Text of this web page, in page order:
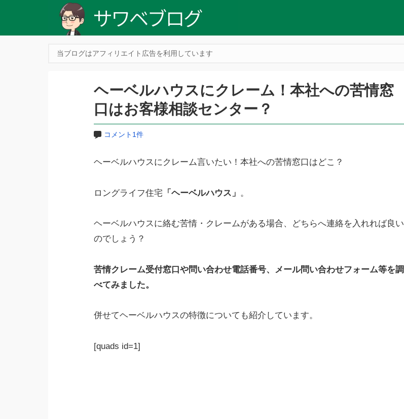
当ブログはアフィリエイト広告を利用しています
ヘーベルハウスにクレーム！本社への苦情窓
口はお客様相談センター？
コメント1件
ヘーベルハウスにクレーム言いたい！本社への苦情窓口はどこ？
ロングライフ住宅 「ヘーベルハウス」 。
ヘーベルハウスに絡む苦情・クレームがある場合、どちらへ連絡を入れれば良い
のでしょう？
苦情クレーム受付窓口や問い合わせ電話番号、メール問い合わせフォーム等を調
べてみました。
併せてヘーベルハウスの特徴についても紹介しています。
[quads id=1]